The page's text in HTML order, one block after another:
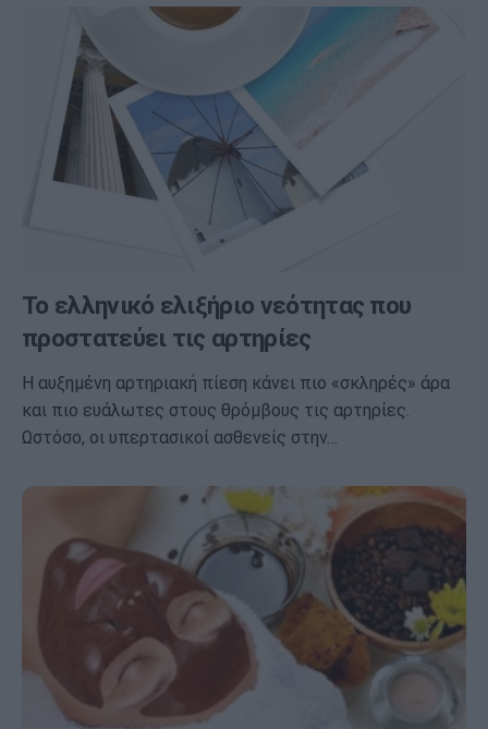
Το ελληνικό ελιξήριο νεότητας που
προστατεύει τις αρτηρίες
Η αυξημένη αρτηριακή πίεση κάνει πιο «σκληρές» άρα
και πιο ευάλωτες στους θρόμβους τις αρτηρίες.
Ωστόσο, οι υπερτασικοί ασθενείς στην…